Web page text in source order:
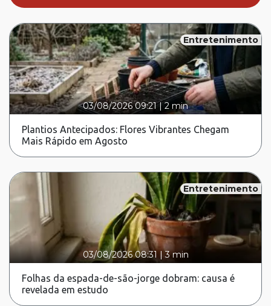
Entretenimento
03/08/2026 09:21|2 min
Plantios Antecipados: Flores Vibrantes Chegam
Mais Rápido em Agosto
Entretenimento
03/08/2026 08:31 |3 min
Folhas da espada-de-são-jorge dobram: causa é
revelada em estudo